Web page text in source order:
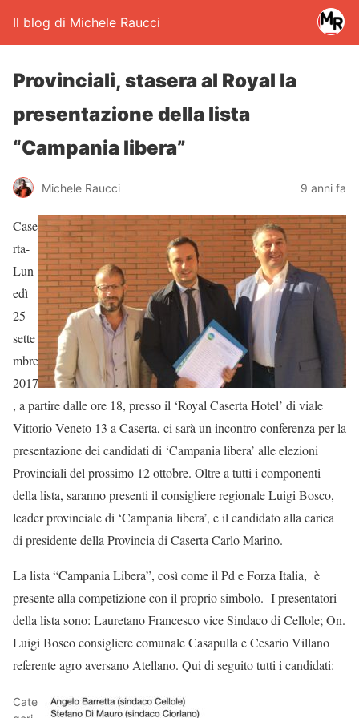
Il blog di Michele Raucci
Provinciali, stasera al Royal la
presentazione della lista
“Campania libera”
Michele Raucci 9 anni fa
Case
rta-
Lun
edì
25
sette
mbre
2017
, a partire dalle ore 18, presso il ‘Royal Caserta Hotel’ di viale
Vittorio Veneto 13 a Caserta, ci sarà un incontro-conferenza per la
presentazione dei candidati di ‘Campania libera’ alle elezioni
Provinciali del prossimo 12 ottobre. Oltre a tutti i componenti
della lista, saranno presenti il consigliere regionale Luigi Bosco,
leader provinciale di ‘Campania libera’, e il candidato alla carica
di presidente della Provincia di Caserta Carlo Marino.
La lista “Campania Libera”, così come il Pd e Forza Italia, è
presente alla competizione con il proprio simbolo. I presentatori
della lista sono: Lauretano Francesco vice Sindaco di Cellole; On.
Luigi Bosco consigliere comunale Casapulla e Cesario Villano
referente agro aversano Atellano. Qui di seguito tutti i candidati:
Cate